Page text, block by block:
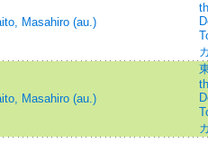
Masahiro (au.)
Masahiro (au.)